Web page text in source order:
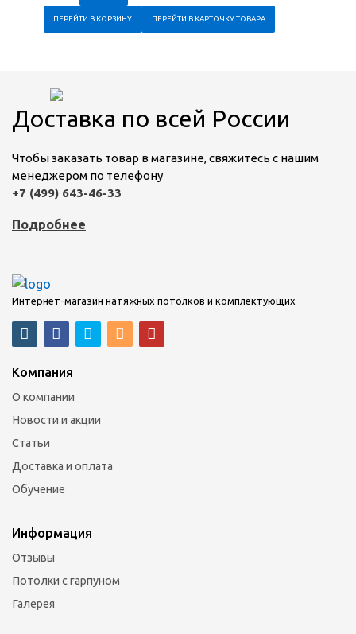
ПЕРЕЙТИ В КОРЗИНУ ПЕРЕЙТИ В КАРТОЧКУ ТОВАРА
Доставка по всей России
Чтобы заказать товар в магазине, свяжитесь с нашим
менеджером по телефону
+7 (499) 643-46-33
Подробнее
Интернет-магазин натяжных потолков и комплектующих
Компания
О компании
Новости и акции
Статьи
Доставка и оплата
Обучение
Информация
Отзывы
Потолки с гарпуном
Галерея